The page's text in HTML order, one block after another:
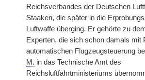
Reichsverbandes der Deutschen
Staaken, die später in die
Luftwaffe überging. Er gehörte zu
Experten, die sich schon damals mit
automatischen Flugzeugsteuerung
M. in das Technische Amt des
Reichsluftfahrtministeriums